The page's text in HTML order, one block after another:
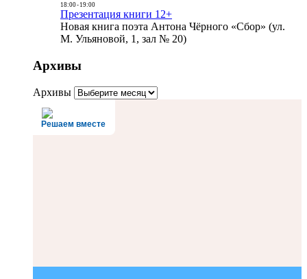
18:00- 19:00
Презентация книги 12+
Новая книга поэта Антона Чёрного «Сбор» (ул.
М. Ульяновой, 1, зал № 20)
Архивы
Архивы
Решаем вместе